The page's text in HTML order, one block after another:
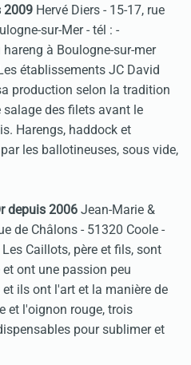
2009 Hervé Diers - 15-17, rue
sur-Mer - tél : -
à Boulogne-sur-mer
établissements JC David
production selon la tradition
des filets avant le
Harengs, haddock et
les ballotineuses, sous vide,
depuis 2006 Jean-Marie &
de Châlons - 51320 Coole -
Caillots, père et fils, sont
ont une passion peu
ils ont l'art et la manière de
et l'oignon rouge, trois
pour sublimer et